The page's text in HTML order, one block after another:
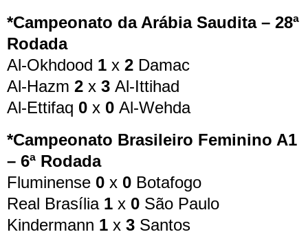
*Campeonato da Arábia Saudita – 28ª
Rodada
Al-Okhdood 1 x 2 Damac
Al-Hazm 2 x 3 Al-Ittihad
Al-Ettifaq 0 x 0 Al-Wehda
*Campeonato Brasileiro Feminino A1
– 6ª Rodada
Fluminense 0 x 0 Botafogo
Real Brasília 1 x 0 São Paulo
Kindermann 1 x 3 Santos